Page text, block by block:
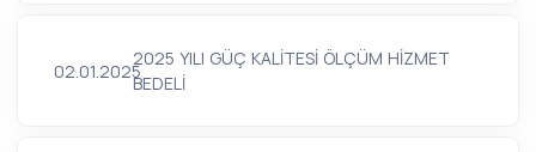
02.01.2025
2025 YILI GÜÇ KALİTESİ ÖLÇÜM HİZMET
BEDELİ